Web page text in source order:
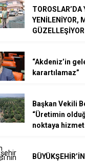
TOROSLAR’DA
YENİLENİYOR,
GÜZELLEŞİYOR
“Akdeniz’in
karartılamaz”
Başkan Vekili
“Üretimin
noktaya